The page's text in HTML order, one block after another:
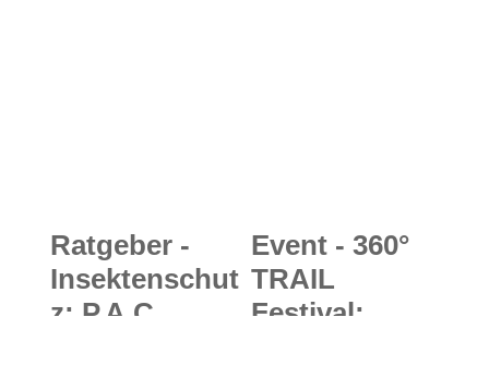
Ratgeber -
Insektenschut
z: P.A.C.
Event - 360°
TRAIL
Festival: